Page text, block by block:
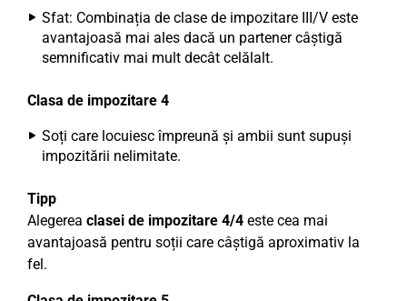
Sfat: Combinația de clase de impozitare III/V este
avantajoasă mai ales dacă un partener câștigă
semnificativ mai mult decât celălalt.
Clasa de impozitare 4
Soți care locuiesc împreună și ambii sunt supuși
impozitării nelimitate.
Tipp
Alegerea clasei de impozitare 4/4 este cea mai
avantajoasă pentru soții care câștigă aproximativ la
fel.